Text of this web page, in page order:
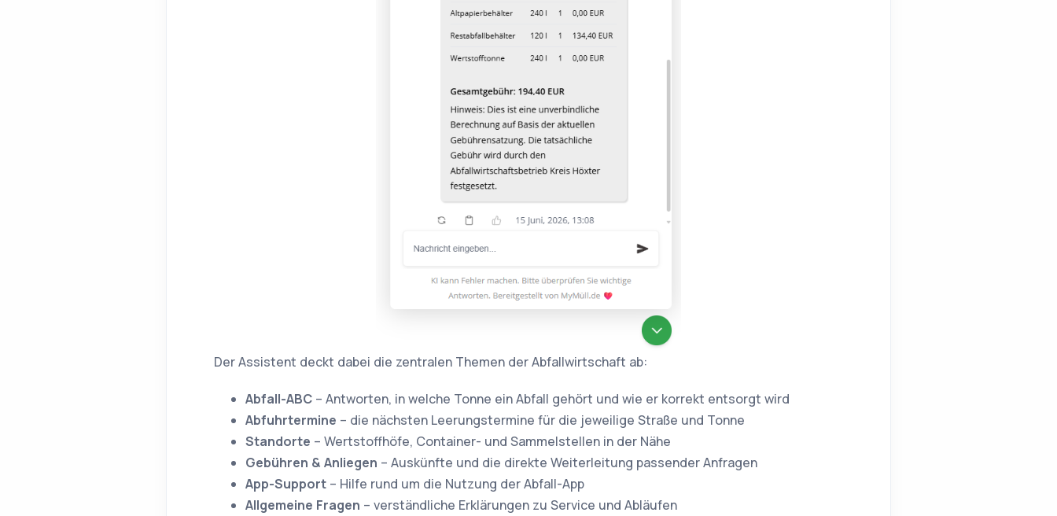
Der Assistent deckt dabei die zentralen Themen der Abfallwirtschaft ab:
Abfall-ABC – Antworten, in welche Tonne ein Abfall gehört und wie er korrekt entsorgt wird
Abfuhrtermine – die nächsten Leerungstermine für die jeweilige Straße und Tonne
Standorte – Wertstoffhöfe, Container- und Sammelstellen in der Nähe
Gebühren & Anliegen – Auskünfte und die direkte Weiterleitung passender Anfragen
App-Support – Hilfe rund um die Nutzung der Abfall-App
Allgemeine Fragen – verständliche Erklärungen zu Service und Abläufen